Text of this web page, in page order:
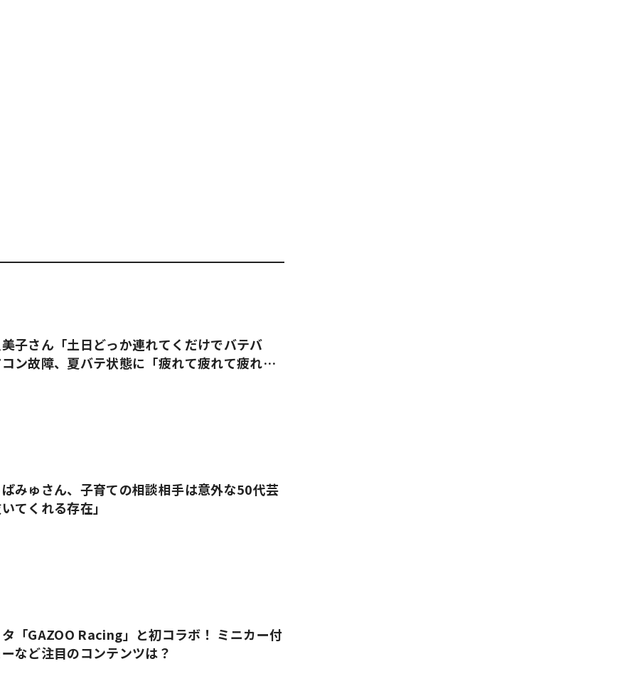
子さん「土日どっか連れてくだけでバテバ
ン故障、夏バテ状態に「疲れて疲れて疲れ果
みゅさん、子育ての相談相手は意外な50代芸
てくれる存在」
「GAZOO Racing」と初コラボ！ ミニカー付
など注目のコンテンツは？